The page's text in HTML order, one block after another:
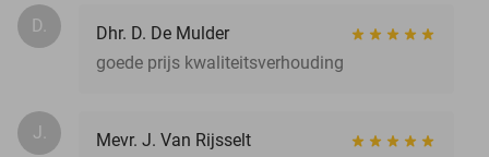
D.
Dhr. D. De Mulder
goede prijs kwaliteitsverhouding
J.
Mevr. J. Van Rijsselt